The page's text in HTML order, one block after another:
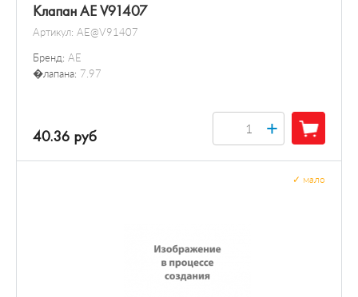
Клапан AE V91407
Артикул: AE@V91407
Бренд: AE
�лапана: 7.97
40.36 руб +
мало